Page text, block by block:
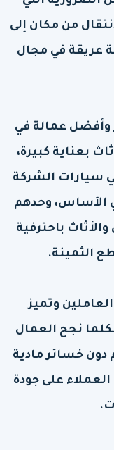
من مكان إلى
عريقة في مجال
وأفضل عمالة في
بعناية كبيرة،
سيارات الشركة
الأساس، وحدهم
باحترفية
الثمينة.
وتميز
نجح العمال
دون خسائر مادية
على جودة